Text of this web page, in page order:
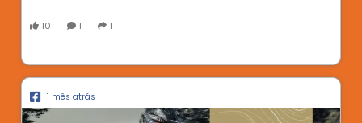
10 1 1
1 mês atrás